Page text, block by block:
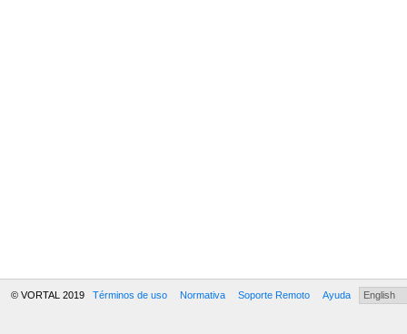
© VORTAL 2019 Términos de uso Normativa Soporte Remoto Ayuda